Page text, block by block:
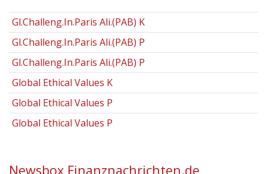
Gl.Challeng.In.Paris Ali.(PAB) K
Gl.Challeng.In.Paris Ali.(PAB) P
Gl.Challeng.In.Paris Ali.(PAB) P
Global Ethical Values K
Global Ethical Values P
Global Ethical Values P
Newsbox Finanznachrichten.de